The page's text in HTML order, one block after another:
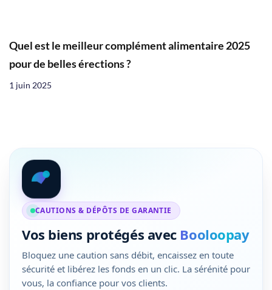
Quel est le meilleur complément alimentaire 2025
pour de belles érections ?
1 juin 2025
CAUTIONS & DÉPÔTS DE GARANTIE
Vos biens protégés avec Booloopay
Bloquez une caution sans débit, encaissez en toute
sécurité et libérez les fonds en un clic. La sérénité pour
vous, la confiance pour vos clients.